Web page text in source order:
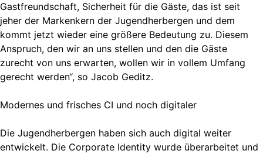
Gastfreundschaft, Sicherheit für die Gäste, das ist seit
jeher der Markenkern der Jugendherbergen und dem
kommt jetzt wieder eine größere Bedeutung zu. Diesem
Anspruch, den wir an uns stellen und den die Gäste
zurecht von uns erwarten, wollen wir in vollem Umfang
gerecht werden“, so Jacob Geditz.
Modernes und frisches CI und noch digitaler
Die Jugendherbergen haben sich auch digital weiter
entwickelt. Die Corporate Identity wurde überarbeitet und